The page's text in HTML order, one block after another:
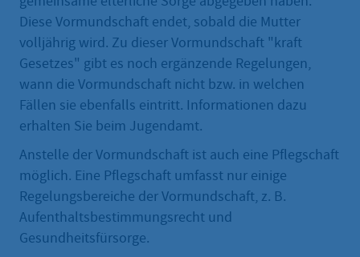
Diese Vormundschaft endet, sobald die Mutter
volljährig wird. Zu dieser Vormundschaft "kraft
Gesetzes" gibt es noch ergänzende Regelungen,
wann die Vormundschaft nicht bzw. in welchen
Fällen sie ebenfalls eintritt. Informationen dazu
erhalten Sie beim Jugendamt.
Anstelle der Vormundschaft ist auch eine Pflegschaft
möglich. Eine Pflegschaft umfasst nur einige
Regelungsbereiche der Vormundschaft, z. B.
Aufenthaltsbestimmungsrecht und
Gesundheitsfürsorge.